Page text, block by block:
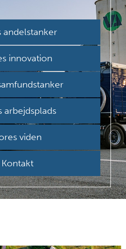
andelstanker
innovation
arbejdsplads
viden
Kontakt